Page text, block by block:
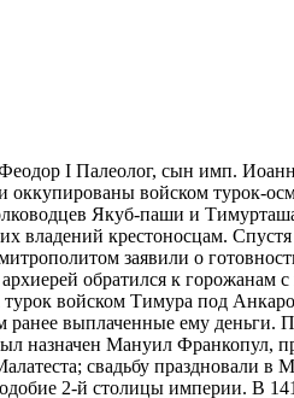
I Палеолог, сын имп.
войском турок-
Якуб-паши и
владений крестоносцам.
заявили о
обратился к
турок войском Тимура под
ранее выплаченные ему
назначен Мануил Франкопул,
свадьбу праздновали
2-й столицы империи. В